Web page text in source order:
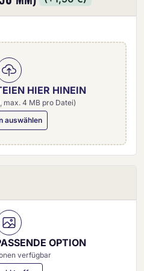
HIER HINEIN
max. 4 MB pro Datei)
auswählen
OPTION
verfügbar